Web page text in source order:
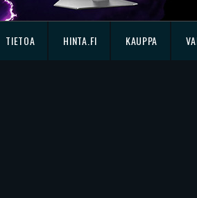
TIETOA HINTA.FI KAUPPA